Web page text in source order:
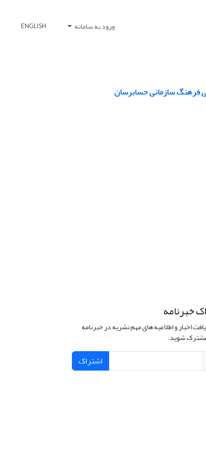
ورود به سامانه ENGLISH
فرهنگ سازمانی حسابرسان
خبرنامه
اخبار و اطلاعیه های مهم نشریه در خبرنامه
شوید.
اشتراک